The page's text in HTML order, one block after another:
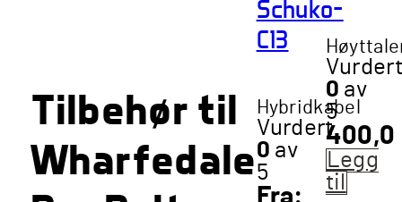
Tilbehør til
Wharfedale
Schuko-
C13
Hybridkabel
Vurdert
0 av
5
Vurdert
0 av
5
400,0
Legg
til